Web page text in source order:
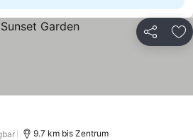
Teilen
sehen
9.7 km bis Zentrum